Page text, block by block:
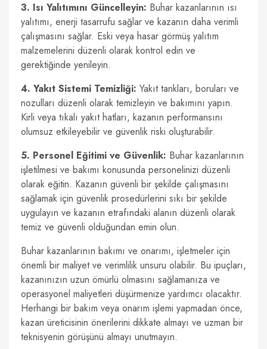
3. Isı Yalıtımını Güncelleyin: Buhar kazanlarının ısı
yalıtımı, enerji tasarrufu sağlar ve kazanın daha verimli
çalışmasını sağlar. Eski veya hasar görmüş yalıtım
malzemelerini düzenli olarak kontrol edin ve
gerektiğinde yenileyin.
4. Yakıt Sistemi Temizliği: Yakıt tankları, boruları ve
nozulları düzenli olarak temizleyin ve bakımını yapın.
Kirli veya tıkalı yakıt hatları, kazanın performansını
olumsuz etkileyebilir ve güvenlik riski oluşturabilir.
5. Personel Eğitimi ve Güvenlik: Buhar kazanlarının
işletilmesi ve bakımı konusunda personelinizi düzenli
olarak eğitin. Kazanın güvenli bir şekilde çalışmasını
sağlamak için güvenlik prosedürlerini sıkı bir şekilde
uygulayın ve kazanın etrafındaki alanın düzenli olarak
temiz ve güvenli olduğundan emin olun.
Buhar kazanlarının bakımı ve onarımı, işletmeler için
önemli bir maliyet ve verimlilik unsuru olabilir. Bu ipuçları,
kazanınızın uzun ömürlü olmasını sağlamanıza ve
operasyonel maliyetleri düşürmenize yardımcı olacaktır.
Herhangi bir bakım veya onarım işlemi yapmadan önce,
kazan üreticisinin önerilerini dikkate almayı ve uzman bir
teknisyenin görüşünü almayı unutmayın.